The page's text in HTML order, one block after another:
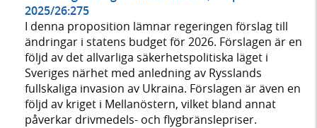
2025/26:275
I denna proposition lämnar regeringen förslag till
ändringar i statens budget för 2026. Förslagen är en
följd av det allvarliga säkerhetspolitiska läget i
Sveriges närhet med anledning av Rysslands
fullskaliga invasion av Ukraina. Förslagen är även en
följd av kriget i Mellanöstern, vilket bland annat
påverkar drivmedels- och flygbränslepriser.